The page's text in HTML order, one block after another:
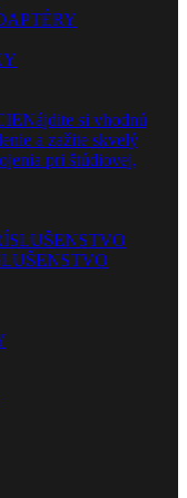
Nájdite si vhodnú
a zažite skvelý
pri štúdiovej,